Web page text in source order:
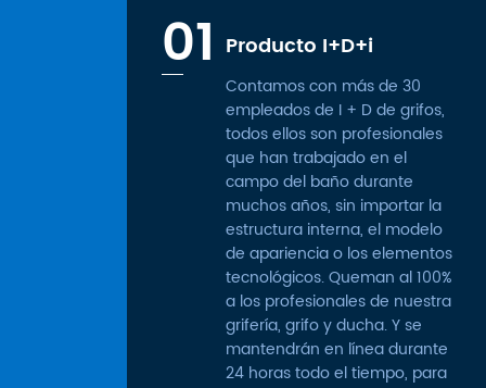
01 Producto I+D+i
Contamos con más de 30
empleados de I + D de grifos,
todos ellos son profesionales
que han trabajado en el
campo del baño durante
muchos años, sin importar la
estructura interna, el modelo
de apariencia o los elementos
tecnológicos. Queman al 100%
a los profesionales de nuestra
grifería, grifo y ducha. Y se
mantendrán en línea durante
24 horas todo el tiempo, para